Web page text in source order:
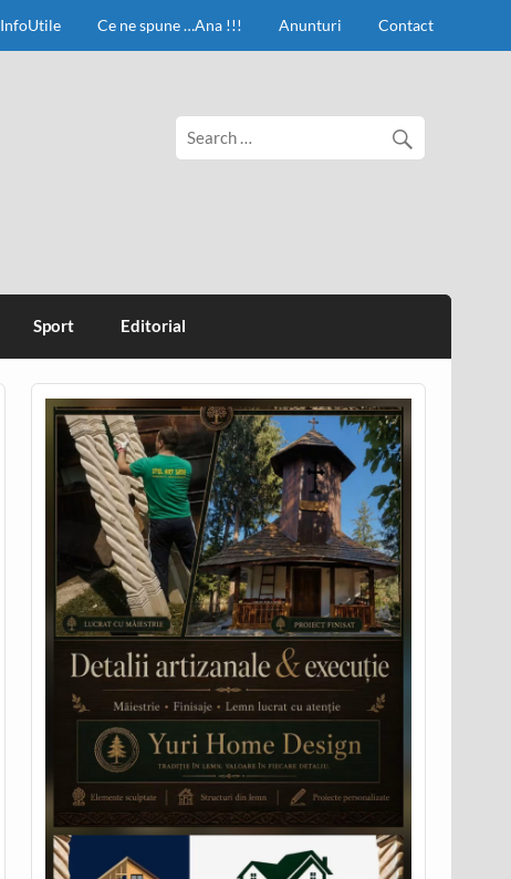
InfoUtile Ce ne spune …Ana !!! Anunturi Contact
Sport Editorial